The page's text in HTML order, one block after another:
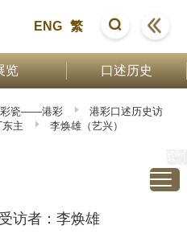
ENG 繁
览 口述历史
彩瓷——港彩
港彩口述历史访
主 李焕雄（艺兴）
受访者：李焕雄